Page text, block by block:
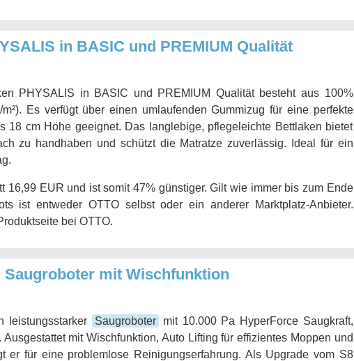
in BASIC und PREMIUM Qualität
PHYSALIS in BASIC und PREMIUM Qualität besteht aus 100%
Es verfügt über einen umlaufenden Gummizug für eine perfekte
18 cm Höhe geeignet. Das langlebige, pflegeleichte Bettlaken bietet
zu handhaben und schützt die Matratze zuverlässig. Ideal für ein
16,99 EUR und ist somit 47% günstiger. Gilt wie immer bis zum Ende
ist entweder OTTO selbst oder ein anderer Marktplatz-Anbieter.
bei OTTO.
mit Wischfunktion
leistungsstarker Saugroboter
mit 10.000 Pa HyperForce Saugkraft,
mit Wischfunktion, Auto Lifting für effizientes Moppen und
er für eine problemlose Reinigungserfahrung. Als Upgrade vom S8